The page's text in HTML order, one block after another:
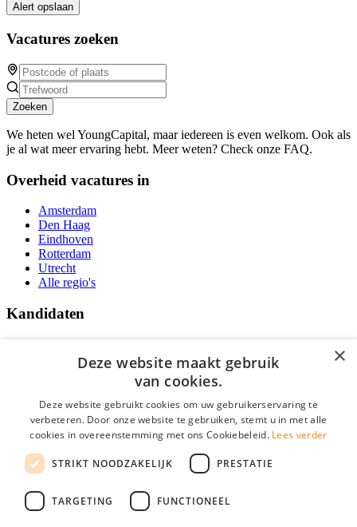
Alert opslaan
Vacatures zoeken
Zoeken
We heten wel YoungCapital, maar iedereen is even welkom. Ook als
je al wat meer ervaring hebt. Meer weten? Check onze FAQ.
Overheid vacatures in
Amsterdam
Den Haag
Eindhoven
Rotterdam
Utrecht
Alle regio's
Kandidaten
Vacatures
Over Vacatures Overheid Online
YoungCapital IOS App
YoungCapital Android App
Hoofdkantoor Hoofddorp
Social
×
Deze website maakt gebruik
van cookies.
Deze website gebruikt cookies om uw gebruikerservaring te
verbeteren. Door onze website te gebruiken, stemt u in met alle
cookies in overeenstemming met ons Cookiebeleid. Lees verder
STRIKT NOODZAKELIJK PRESTATIE
TARGETING FUNCTIONEEL